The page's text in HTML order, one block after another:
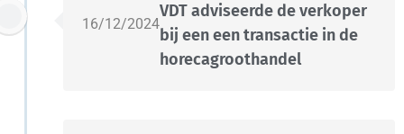
16/12/2024
VDT adviseerde de verkoper
bij een een transactie in de
horecagroothandel